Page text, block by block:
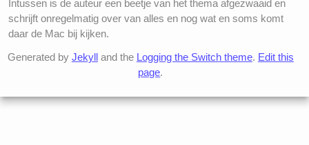
Intussen is de auteur een beetje van het thema afgezwaaid en
schrijft onregelmatig over van alles en nog wat en soms komt
daar de Mac bij kijken.
Generated by Jekylland the Logging the Switch theme. Edit this
page.